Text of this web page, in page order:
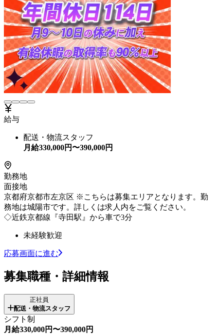
給与
配送・物流スタッフ
月給330,000円〜390,000円
勤務地
面接地
京都府京都市左京区 ※こちらは募集エリアとなります。勤
務地は城陽市です。詳しくは求人内をご覧ください。
◇近鉄京都線『寺田駅』から車で3分
未経験歓迎
応募画面に進む
募集職種・詳細情報
正社員
配送・物流スタッフ
シフト制
月給330,000円〜390,000円